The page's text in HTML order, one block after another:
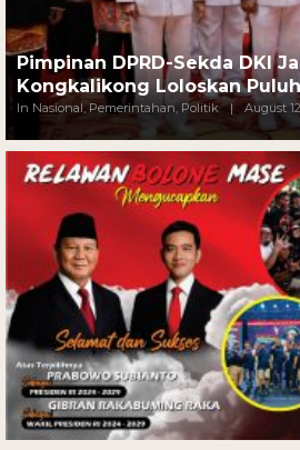
Pimpinan DPRD-Sekda DKI
Kongkalikong Loloskan
In Nasional, Pemerintahan, Politik | August